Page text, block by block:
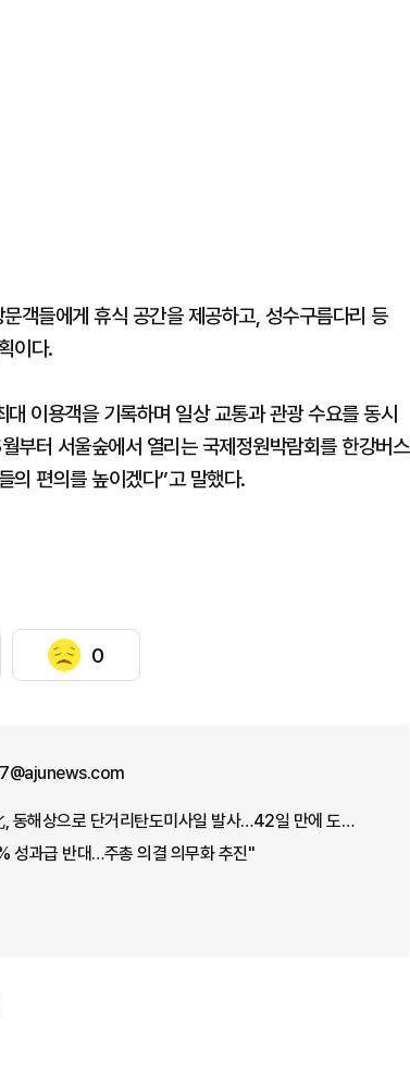
객들에게 휴식 공간을 제공하고, 성수구름다리 등
이다.
이용객을 기록하며 일상 교통과 관광 수요를 동시
부터 서울숲에서 열리는 국제정원박람회를 한강버스
의 편의를 높이겠다”고 말했다.
0
[아주경제 오늘의 뉴스종합] 北, 동해상으로 단거리탄도미사일 발사…42일 만에 도발 外
성과급 반대…주총 의결 의무화 추진"